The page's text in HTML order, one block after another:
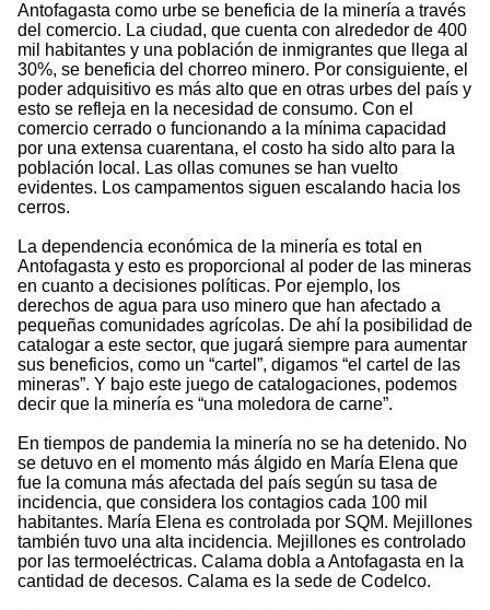
Antofagasta como urbe se beneficia de la minería a través
del comercio. La ciudad, que cuenta con alrededor de 400
mil habitantes y una población de inmigrantes que llega al
30%, se beneficia del chorreo minero. Por consiguiente, el
poder adquisitivo es más alto que en otras urbes del país y
esto se refleja en la necesidad de consumo. Con el
comercio cerrado o funcionando a la mínima capacidad
por una extensa cuarentana, el costo ha sido alto para la
población local. Las ollas comunes se han vuelto
evidentes. Los campamentos siguen escalando hacia los
cerros.
La dependencia económica de la minería es total en
Antofagasta y esto es proporcional al poder de las mineras
en cuanto a decisiones políticas. Por ejemplo, los
derechos de agua para uso minero que han afectado a
pequeñas comunidades agrícolas. De ahí la posibilidad de
catalogar a este sector, que jugará siempre para aumentar
sus beneficios, como un “cartel”, digamos “el cartel de las
mineras”. Y bajo este juego de catalogaciones, podemos
decir que la minería es “una moledora de carne”.
En tiempos de pandemia la minería no se ha detenido. No
se detuvo en el momento más álgido en María Elena que
fue la comuna más afectada del país según su tasa de
incidencia, que considera los contagios cada 100 mil
habitantes. María Elena es controlada por SQM. Mejillones
también tuvo una alta incidencia. Mejillones es controlado
por las termoeléctricas. Calama dobla a Antofagasta en la
cantidad de decesos. Calama es la sede de Codelco.